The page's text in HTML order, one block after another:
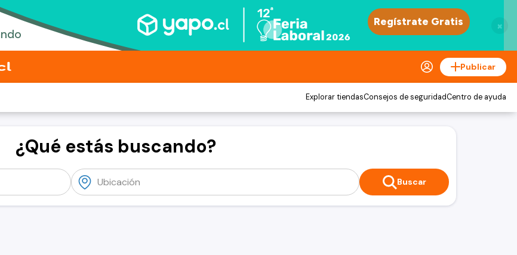
×
Publicar
Explorar tiendasConsejos de seguridadCentro de ayuda
¿Qué estás buscando?
Buscar